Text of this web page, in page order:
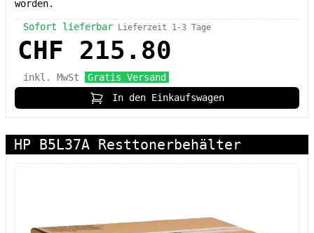
worden.
Sofort lieferbar Lieferzeit 1-3 Tage
CHF 215.80
inkl. MwSt
Gratis Versand
In den Einkaufswagen
HP B5L37A Resttonerbehälter